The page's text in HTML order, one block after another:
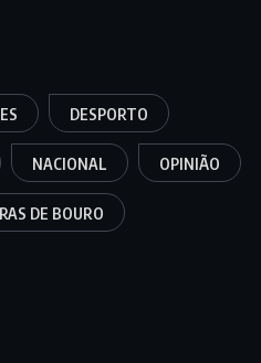
DESPORTO
NACIONAL OPINIÃO
DE BOURO